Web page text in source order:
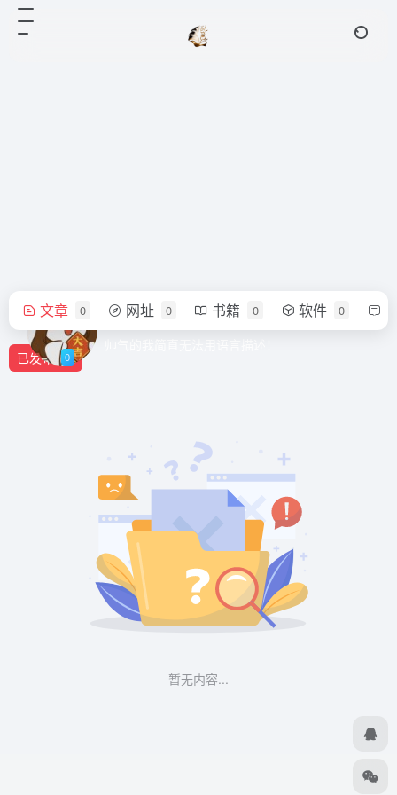
sandra
文章 0 网址 0 书籍 0 软件 0
已发布 0
暂无内容...